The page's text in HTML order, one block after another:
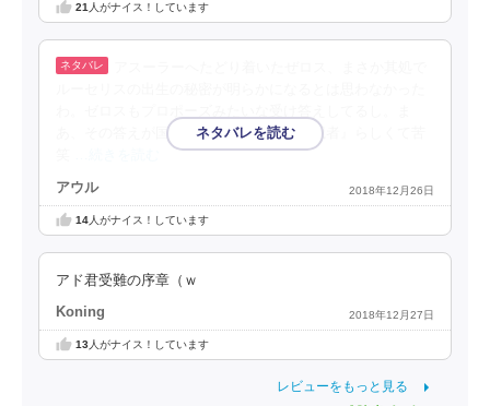
21 人がナイス！しています
あ、その答えが国の壊滅と言うのが『殲滅者』らしくて苦
アウル 2018年12月26日
14人がナイス！しています
アド君受難の序章（ｗ
Koning 2018年12月27日
13人がナイス！しています
レビューをもっと見る